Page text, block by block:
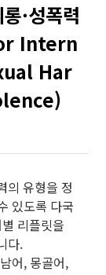
·성폭력
Intern
Har
의 유형을 정
있도록 다국
리플릿을
다.
어, 몽골어,